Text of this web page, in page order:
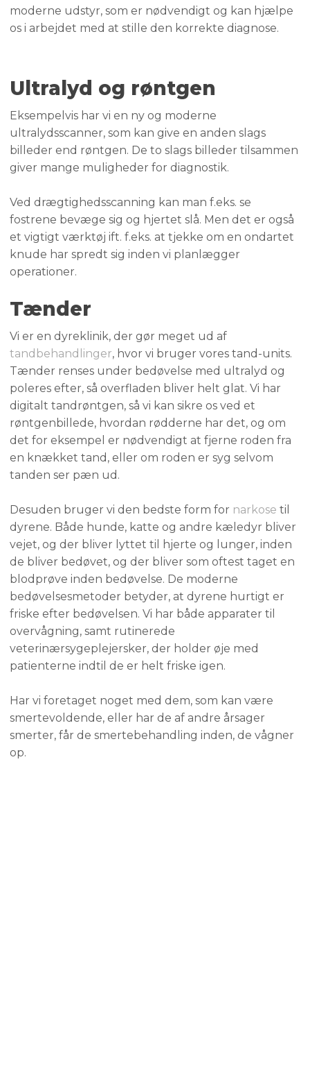
moderne udstyr, som er nødvendigt og kan hjælpe
os ​i arbejdet med at stille den korrekte diagnose.
Ultralyd og røntgen
Eksempelvis har vi en ny og moderne
ultralydsscanner, som ​kan give en anden slags
billeder end røntgen. ​De to slags billeder tilsammen
giver mange muligheder for diagnostik.
Ved drægtighedsscanning kan man f.eks. se
fostrene bevæge sig og hjertet slå. Men det er også
et vigtigt værktøj ift. f.eks. at tjekke om en ondartet
knude har spredt sig inden vi planlægger
operationer.
Tænder
Vi er en dyreklinik, der gør meget ud af
tandbehandlinger, hvor vi bruger vores tand-units.
Tænder renses under bedøvelse med ultralyd ​og
poleres efter, så overfladen bliver helt glat. ​Vi har
digitalt tandrøntgen, så vi kan sikre os ved ​et
røntgenbillede, hvordan rødderne har det, ​og om
det for eksempel er nødvendigt at fjerne roden fra
en knækket tand, eller om roden er syg selvom
tanden ser pæn ud.
Desuden bruger vi den bedste form for narkose til
dyrene. Både hunde, katte og andre kæledyr bliver
vejet, og der bliver lyttet til hjerte og lunger, inden
de bliver bedøvet, og der bliver som oftest taget en
blodprøve inden bedøvelse. De moderne
bedøvelsesmetoder betyder, at dyrene hurtigt er
friske efter bedøvelsen. Vi har både apparater til
overvågning, samt rutinerede
veterinærsygeplejersker, der holder øje med
patienterne indtil de er helt friske igen.
Har vi foretaget noget med dem, som kan være
smertevoldende, eller har de af andre årsager
smerter, får de smertebehandling inden, de vågner
op.